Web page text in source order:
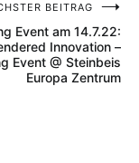
BEITRAG
Event am 14.7.22:
Innovation –
Event @ Steinbeis
Europa Zentrum